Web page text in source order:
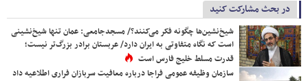
در بحث مشارکت کنید
شیخ‌نشین‌ها چگونه فکر می‌کنند؟/ مسجدجامعی: عمان تنها شیخ‌نشینی
است که نگاه متفاوتی به ایران دارد/ عربستان برادر بزرگ‌تر نیست؛
قدرت مسلط خلیج فارس است
سازمان وظیفه عمومی فراجا درباره معافیت سربازان فراری اطلاعیه داد